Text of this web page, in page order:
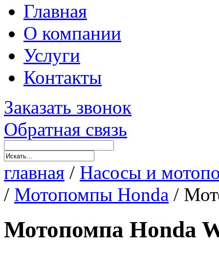
Главная
О компании
Услуги
Контакты
Заказать звонок
Обратная связь
главная / Насосы и
/ Мотопомпы Honda /
Мотопомпа Honda